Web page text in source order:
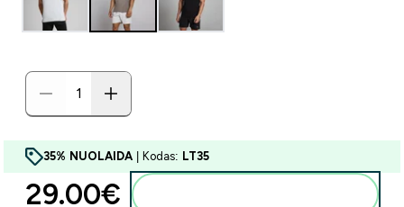
35% NUOLAIDA | Kodas: LT35
29.00€‎